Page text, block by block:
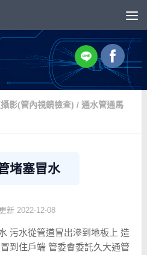
影(管內視鏡檢查) / 通水管通馬
堵塞冒水
新 2022-12-08
污水從管道冒出滲到地板上 造
到住戶端 管委會委託久大通管